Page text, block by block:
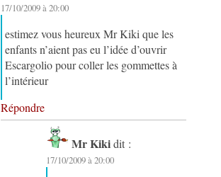
17/10/2009 à 20:00
estimez vous heureux Mr Kiki que les
enfants n’aient pas eu l’idée d’ouvrir
Escargolio pour coller les gommettes à
l’intérieur
Répondre
Mr Kiki dit :
17/10/2009 à 20:00